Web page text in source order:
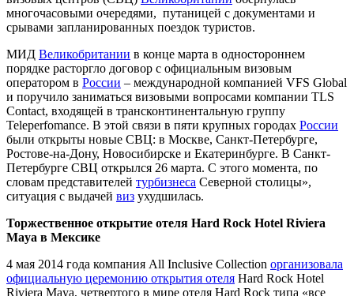
многочасовыми очередями, путаницей с документами и
срывами запланированных поездок туристов.
МИД Великобритании в конце марта в одностороннем
порядке расторгло договор с официальным визовым
оператором в России – международной компанией VFS Global
и поручило заниматься визовыми вопросами компании TLS
Contact, входящей в трансконтинентальную группу
Teleperfomance. В этой связи в пяти крупных городах России
были открыты новые СВЦ: в Москве, Санкт-Петербурге,
Ростове-на-Дону, Новосибирске и Екатеринбурге. В Санкт-
Петербурге СВЦ открылся 26 марта. С этого момента, по
словам представителей турбизнеса Северной столицы»,
ситуация с выдачей виз ухудшилась.
Торжественное открытие отеля Hard Rock Hotel Riviera
Maya в Мексике
4 мая 2014 года компания All Inclusive Collection организовала
официальную церемонию открытия отеля Hard Rock Hotel
Riviera Maya, четвертого в мире отеля Hard Rock типа «все